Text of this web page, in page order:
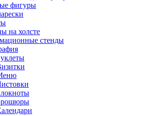
фигуры
на холсте
стенды